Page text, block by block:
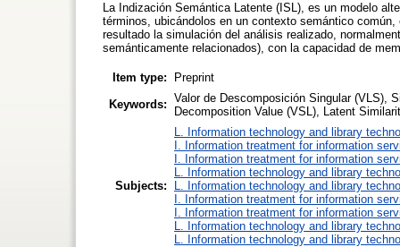
La Indización Semántica Latente (ISL), es un modelo
términos, ubicándolos en un contexto semántico
resultado la simulación del análisis realizado,
semánticamente relacionados), con la capacidad de
Item type:
Preprint
Keywords: Valor de Descomposición Singular (VLS),
Decomposition Value (VSL), Latent
Subjects:
L. Information technology and library
I. Information treatment for information
I. Information treatment for information
L. Information technology and library
L. Information technology and library
I. Information treatment for information
I. Information treatment for information
L. Information technology and library
L. Information technology and library